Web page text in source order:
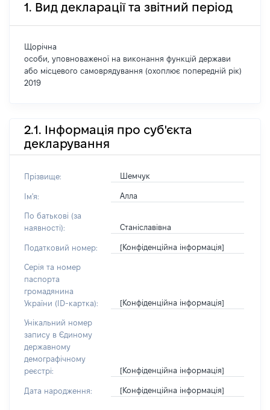
1. Вид декларації та звітний період
Щорічна
особи, уповноваженої на виконання функцій держави
або місцевого самоврядування (охоплює попередній рік)
2019
2.1. Інформація про суб'єкта
декларування
Прізвище: Шемчук
Ім'я: Алла
По батькові (за
наявності):
Станіславівна
Податковий номер: [Конфіденційна інформація]
Серія та номер
паспорта
громадянина
України (ID-картка):
[Конфіденційна інформація]
Унікальний номер
запису в Єдиному
державному
демографічному
реєстрі:
[Конфіденційна інформація]
Дата народження: [Конфіденційна інформація]